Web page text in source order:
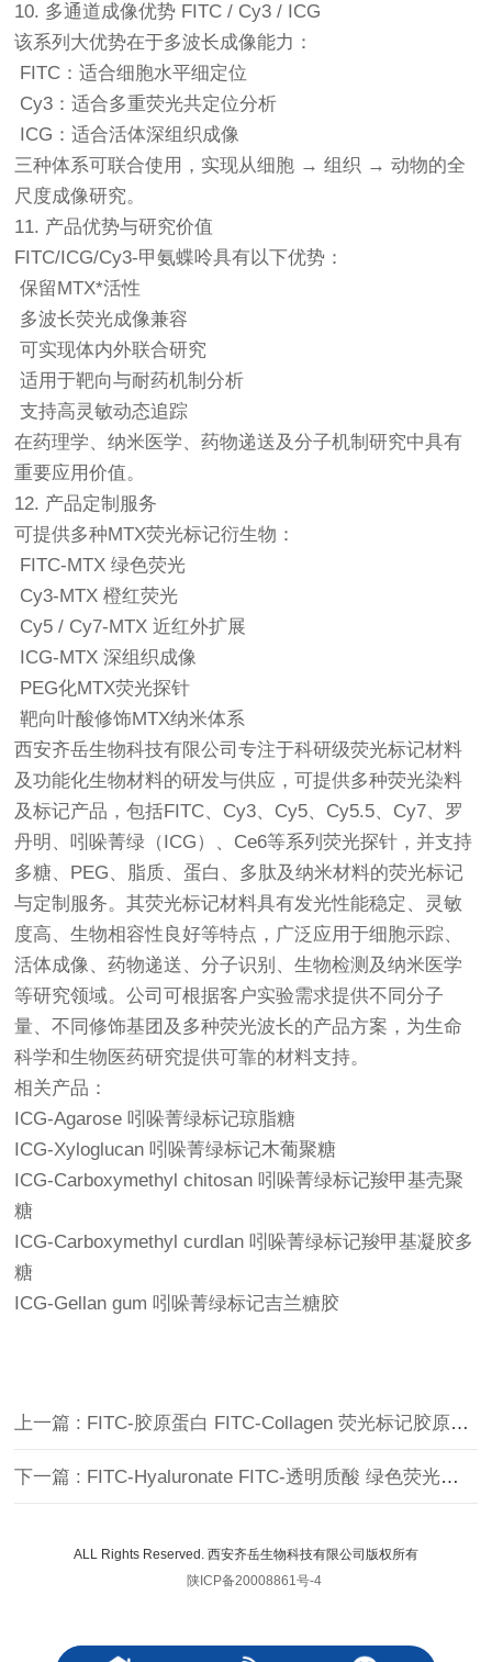
10. 多通道成像优势 FITC / Cy3 / ICG
该系列大优势在于多波长成像能力：
FITC：适合细胞水平细定位
Cy3：适合多重荧光共定位分析
ICG：适合活体深组织成像
三种体系可联合使用，实现从细胞 → 组织 → 动物的全
尺度成像研究。
11. 产品优势与研究价值
FITC/ICG/Cy3-甲氨蝶呤具有以下优势：
保留MTX*活性
多波长荧光成像兼容
可实现体内外联合研究
适用于靶向与耐药机制分析
支持高灵敏动态追踪
在药理学、纳米医学、药物递送及分子机制研究中具有
重要应用价值。
12. 产品定制服务
可提供多种MTX荧光标记衍生物：
FITC-MTX 绿色荧光
Cy3-MTX 橙红荧光
Cy5 / Cy7-MTX 近红外扩展
ICG-MTX 深组织成像
PEG化MTX荧光探针
靶向叶酸修饰MTX纳米体系
西安齐岳生物科技有限公司专注于科研级荧光标记材料
及功能化生物材料的研发与供应，可提供多种荧光染料
及标记产品，包括FITC、Cy3、Cy5、Cy5.5、Cy7、罗
丹明、吲哚菁绿（ICG）、Ce6等系列荧光探针，并支持
多糖、PEG、脂质、蛋白、多肽及纳米材料的荧光标记
与定制服务。其荧光标记材料具有发光性能稳定、灵敏
度高、生物相容性良好等特点，广泛应用于细胞示踪、
活体成像、药物递送、分子识别、生物检测及纳米医学
等研究领域。公司可根据客户实验需求提供不同分子
量、不同修饰基团及多种荧光波长的产品方案，为生命
科学和生物医药研究提供可靠的材料支持。
相关产品：
ICG-Agarose 吲哚菁绿标记琼脂糖
ICG-Xyloglucan 吲哚菁绿标记木葡聚糖
ICG-Carboxymethyl chitosan 吲哚菁绿标记羧甲基壳聚
糖
ICG-Carboxymethyl curdlan 吲哚菁绿标记羧甲基凝胶多
糖
ICG-Gellan gum 吲哚菁绿标记吉兰糖胶
上一篇 : FITC-胶原蛋白 FITC-Collagen 荧光标记胶原蛋白
下一篇 : FITC-Hyaluronate FITC-透明质酸 绿色荧光标记透明质酸
ALL Rights Reserved. 西安齐岳生物科技有限公司版权所有
陕ICP备20008861号-4